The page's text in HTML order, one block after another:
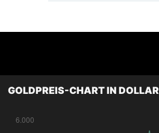
GOLDPREIS-CHART IN DOLLAR